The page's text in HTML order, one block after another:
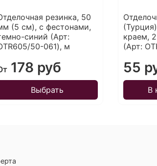
резинка, 50
(5 см), с фестонами,
синий (Арт:
50-061), м
178 руб
Выбрать
краем,
(Арт:
55
В